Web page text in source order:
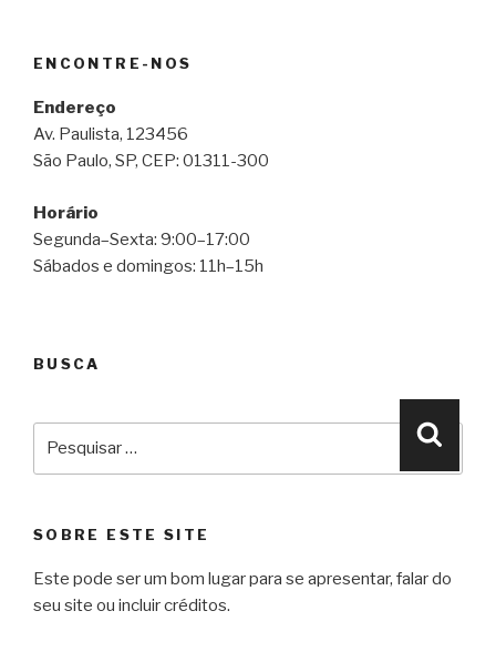
ENCONTRE-NOS
Endereço
Av. Paulista, 123456
São Paulo, SP, CEP: 01311-300
Horário
Segunda–Sexta: 9:00–17:00
Sábados e domingos: 11h–15h
BUSCA
Pesquisar
por:
SOBRE ESTE SITE
Este pode ser um bom lugar para se apresentar, falar do
seu site ou incluir créditos.